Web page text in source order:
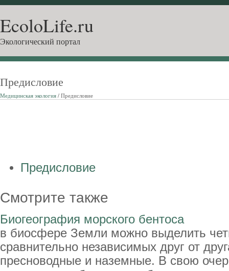
EcoloLife.ru
Экологический портал
Предисловие
Медицинская экология / Предисловие
Предисловие
Смотрите также
Биогеография морского бентоса
в биосфере Земли можно выделить
сравнительно независимых друг от
пресноводные и наземные. В свою